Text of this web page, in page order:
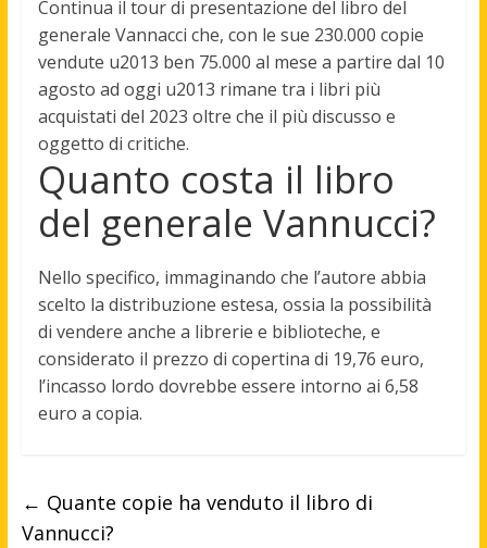
Continua il tour di presentazione del libro del
generale Vannacci che, con le sue 230.000 copie
vendute u2013 ben 75.000 al mese a partire dal 10
agosto ad oggi u2013 rimane tra i libri più
acquistati del 2023 oltre che il più discusso e
oggetto di critiche.
Quanto costa il libro
del generale Vannucci?
Nello specifico, immaginando che l’autore abbia
scelto la distribuzione estesa, ossia la possibilità
di vendere anche a librerie e biblioteche, e
considerato il prezzo di copertina di 19,76 euro,
l’incasso lordo dovrebbe essere intorno ai 6,58
euro a copia.
← Quante copie ha venduto il libro di
Vannucci?